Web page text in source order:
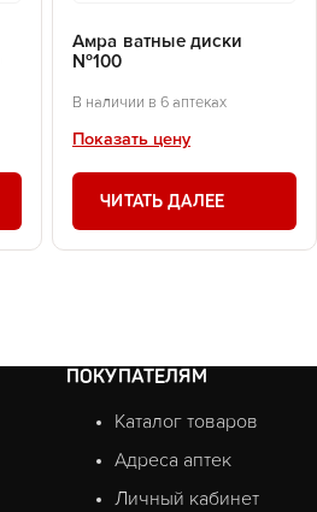
Амра ватные диски
№100
В наличии в 6 аптеках
Показать цену
ЧИТАТЬ ДАЛЕЕ
ПОКУПАТЕЛЯМ
Каталог товаров
Адреса аптек
Личный кабинет